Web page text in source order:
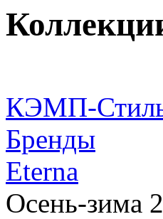
КЭМП-
Бренды
Eterna
Осень-зима